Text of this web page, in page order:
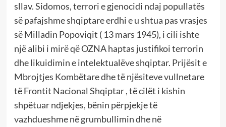
sllav. Sidomos, terrori e gjenocidi ndaj popullatës
së pafajshme shqiptare erdhi e u shtua pas vrasjes
së Milladin Popoviqit ( 13 mars 1945), i cili ishte
një alibi i mirë që OZNA haptas justifikoi terrorin
dhe likuidimin e intelektualëve shqiptar. Prijësit e
Mbrojtjes Kombëtare dhe të njësiteve vullnetare
të Frontit Nacional Shqiptar , të cilët i kishin
shpëtuar ndjekjes, bënin përpjekje të
vazhdueshme në grumbullimin dhe në